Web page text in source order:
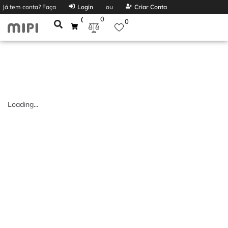
Já tem conta? Faça Login ou Criar Conta
0 0 0
Loading...